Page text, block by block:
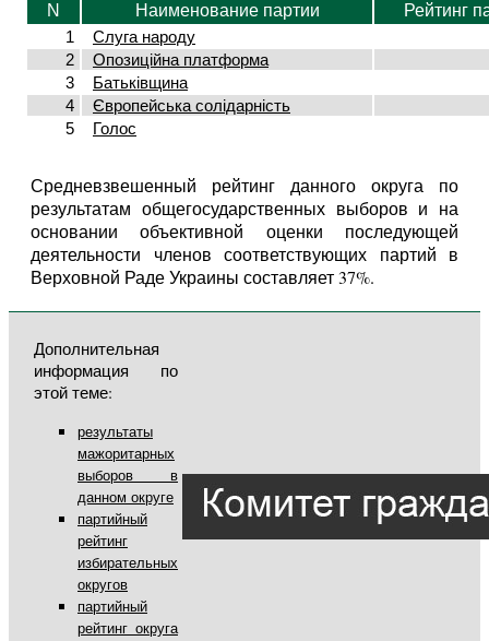
N Наименование партии
Рейтинг
1
Слуга народу
2
Опозиційна платформа
3
Батьківщина
4
Європейська солідарність
5
Голос
Средневзвешенный рейтинг данного округа по
результатам общегосударственных выборов и на
основании объективной оценки последующей
деятельности членов соответствующих партий в
Верховной Раде Украины составляет 37%.
Дополнительная
информация по
этой теме:
результаты
мажоритарных
выборов в
данном округе
партийный
рейтинг
избирательных
округов
партийный
рейтинг округа